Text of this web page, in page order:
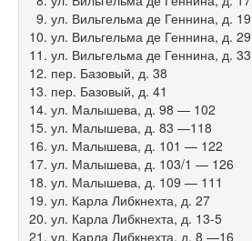
ул. Вильгельма де Геннина, д. 19
ул. Вильгельма де Геннина, д. 29
ул. Вильгельма де Геннина, д. 33
пер. Базовый, д. 38
пер. Базовый, д. 41
ул. Малышева, д. 98 — 102
ул. Малышева, д. 83 —118
ул. Малышева, д. 101 — 122
ул. Малышева, д. 103/1 — 126
ул. Малышева, д. 109 — 111
ул. Карла Либкнехта, д. 27
ул. Карла Либкнехта, д. 13-5
ул. Карла Либкнехта, д. 8 —16